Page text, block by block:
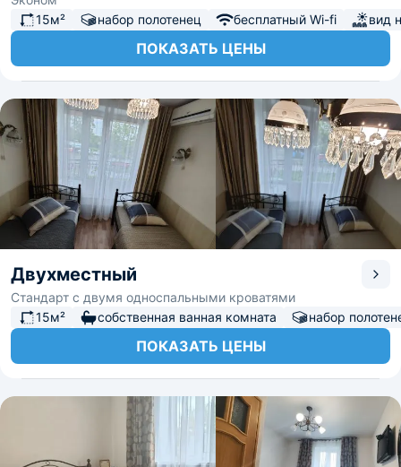
15м²
набор полотенец бесплатный Wi-fi вид
ПОКАЗАТЬ ЦЕНЫ
Двухместный
Стандарт с двумя односпальными кроватями
15м²
собственная ванная комната набор
ПОКАЗАТЬ ЦЕНЫ